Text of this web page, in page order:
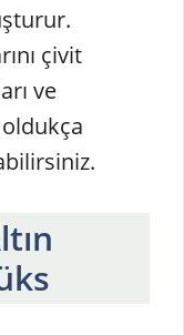
çivit
ve